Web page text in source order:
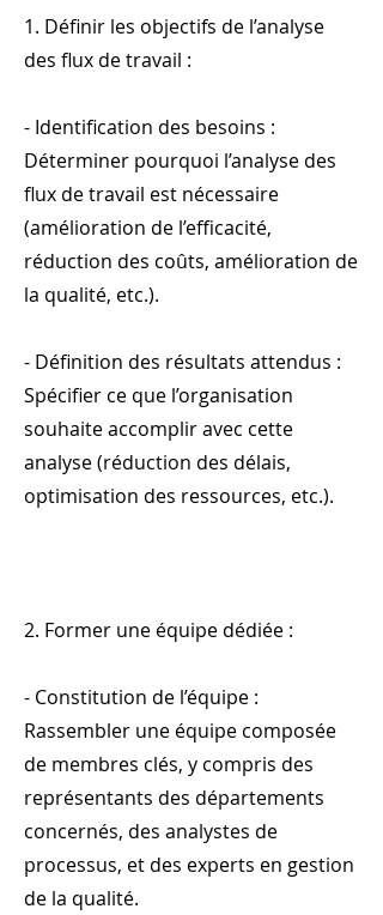
1. Définir les objectifs de l’analyse
des flux de travail :
- Identification des besoins :
Déterminer pourquoi l’analyse des
flux de travail est nécessaire
(amélioration de l’efficacité,
réduction des coûts, amélioration de
la qualité, etc.).
- Définition des résultats attendus :
Spécifier ce que l’organisation
souhaite accomplir avec cette
analyse (réduction des délais,
optimisation des ressources, etc.).
2. Former une équipe dédiée :
- Constitution de l’équipe :
Rassembler une équipe composée
de membres clés, y compris des
représentants des départements
concernés, des analystes de
processus, et des experts en gestion
de la qualité.